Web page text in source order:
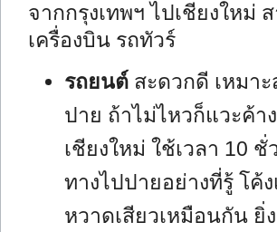
จากกรุงเทพฯ ไปเชียงใหม่
เครื่องบิน รถทัวร์
รถยนต์ สะดวกดี เหมา
ปาย ถ้าไม่ไหวก็แวะค้า
เชียงใหม่ ใช้เวลา 10
ทางไปปายอย่างที่รู้ โค้
หวาดเสียวเหมือนกัน ยิ่